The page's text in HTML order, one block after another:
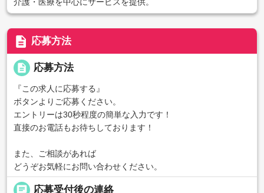
介護・医療を中心にサービスを提供。
description 応募方法
description 応募方法
『この求人に応募する』
ボタンよりご応募ください。
エントリーは30秒程度の簡単な入力です！
直接のお電話もお待ちしております！
また、ご相談があれば
どうぞお気軽にお問い合わせください。
chat 応募受付後の連絡